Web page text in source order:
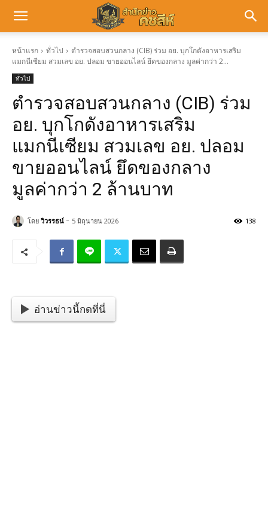
หน้าแรก ทั่วไป
ตำรวจสอบสวนกลาง (CIB) ร่วม อย. บุกโกดังอาหารเสริม
แมกนีเซียม สวมเลข อย. ปลอม ขายออนไลน์ ยึดของกลาง มูลค่ากว่า 2...
ทั่วไป
ตำรวจสอบสวนกลาง (CIB) ร่วม
อย. บุกโกดังอาหารเสริม
แมกนีเซียม สวมเลข อย. ปลอม
ขายออนไลน์ ยึดของกลาง
มูลค่ากว่า 2 ล้านบาท
138
โดย วิวรรธน์ - 5 มิถุนายน 2026
อ่านข่าวนี้กดที่นี่